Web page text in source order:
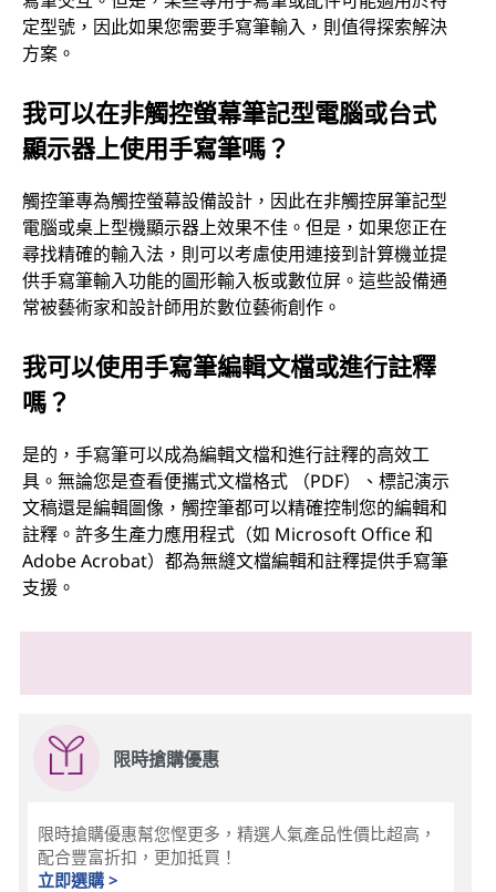
定型號，因此如果您需要手寫筆輸入，則值得探索解決
方案。
我可以在非觸控螢幕筆記型電腦或台式
顯示器上使用手寫筆嗎？
觸控筆專為觸控螢幕設備設計，因此在非觸控屏筆記型
電腦或桌上型機顯示器上效果不佳。但是，如果您正在
尋找精確的輸入法，則可以考慮使用連接到計算機並提
供手寫筆輸入功能的圖形輸入板或數位屏。這些設備通
常被藝術家和設計師用於數位藝術創作。
我可以使用手寫筆編輯文檔或進行註釋
嗎？
是的，手寫筆可以成為編輯文檔和進行註釋的高效工
具。無論您是查看便攜式文檔格式 （PDF）、標記演示
文稿還是編輯圖像，觸控筆都可以精確控制您的編輯和
註釋。許多生產力應用程式（如 Microsoft Office 和
Adobe Acrobat）都為無縫文檔編輯和註釋提供手寫筆
支援。
限時搶購優惠
限時搶購優惠幫您慳更多，精選人氣產品性價比超高，
配合豐富折扣，更加抵買！
立即選購 >